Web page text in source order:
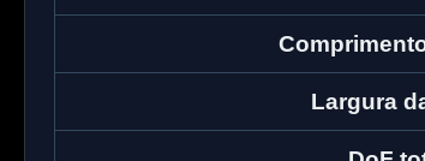
Largura